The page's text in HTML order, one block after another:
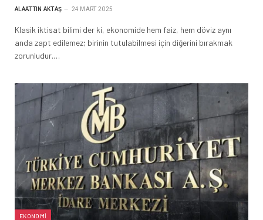
ALAATTIN AKTAŞ 24 MART 2025
Klasik iktisat bilimi der ki, ekonomide hem faiz, hem döviz aynı
anda zapt edilemez; birinin tutulabilmesi için diğerini bırakmak
zorunludur.…
EKONOMI